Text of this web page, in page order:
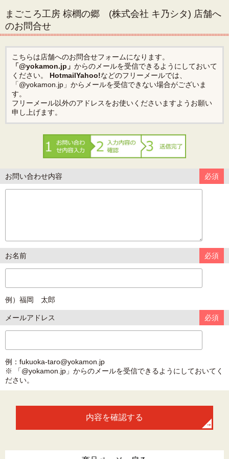
まごころ工房 棕櫚の郷 (株式会社 キ乃シタ) 店舗へ
のお問合せ
こちらは店舗へのお問合せフォームになります。
「@yokamon.jp」 からのメールを受信できるようにしておいて
ください。 HotmailYahoo!などのフリーメールでは、
「@yokamon.jp」からメールを受信できない場合がございま
す。
フリーメール以外のアドレスをお使いくださいますようお願い
申し上げます。
お問い合わせ内容 必須
お名前 必須
例）福岡 太郎
メールアドレス 必須
例：fukuoka-taro@yokamon.jp
※ 「@yokamon.jp」からのメールを受信できるようにしておいてく
ださい。